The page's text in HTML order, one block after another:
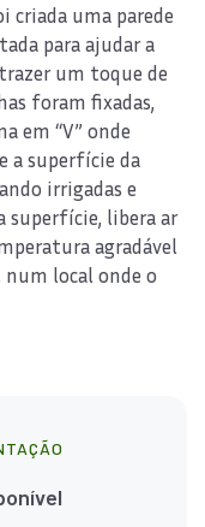
criada uma parede
para ajudar a
um toque de
foram fixadas,
em “V” onde
a superfície da
irrigadas e
superfície, libera ar
agradável
num local onde o